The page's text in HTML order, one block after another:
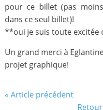
pour ce billet (pas
dans ce seul billet)!
**oui je suis toute excitée
Un grand merci à
projet graphique!
« Article précédent